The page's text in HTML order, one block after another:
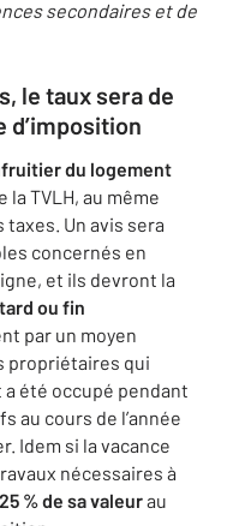
secondaires et de
le taux sera de
d’imposition
du logement
la TVLH, au même
Un avis sera
concernés en
et ils devront la
ou fin
par un moyen
propriétaires qui
été occupé pendant
au cours de l’année
Idem si la vacance
nécessaires à
25 % de sa valeurau